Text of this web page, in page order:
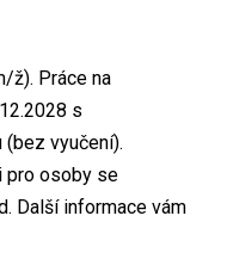
ž). Práce na
s
vyučení).
pro osoby se
Další informace vám